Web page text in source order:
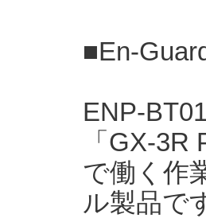
■En-
ENP-
「GX-
で働く作
ル製品で